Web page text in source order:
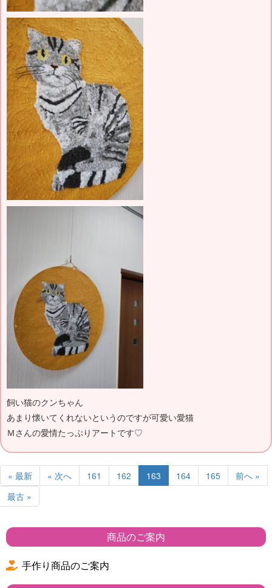
飼い猫のクンちゃん
あまり懐いてくれないというのですが可愛い愛猫
Ｍさんの愛情たっぷりアートです♡
« 最新 « 次へ 161 162 163 164 165
前へ »
最古 »
商品のご案内
手作り商品のご案内